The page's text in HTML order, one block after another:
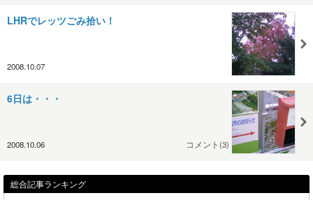
LHRでレッツごみ拾い！
2008.10.07
6日は・・・
2008.10.06 コメント(3)
総合記事ランキング